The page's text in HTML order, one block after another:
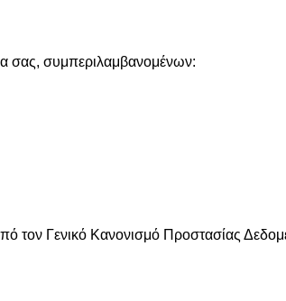
σας, συμπεριλαμβανομένων:
Γενικό Κανονισμό Προστασίας